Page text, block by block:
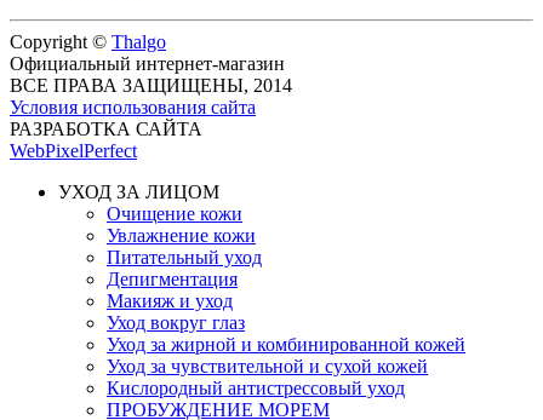
Copyright © Thalgo
Официальный интернет-магазин
ВСЕ ПРАВА ЗАЩИЩЕНЫ, 2014
Условия использования сайта
РАЗРАБОТКА САЙТА
WebPixelPerfect
УХОД ЗА ЛИЦОМ
Очищение кожи
Увлажнение кожи
Питательный уход
Депигментация
Макияж и уход
Уход вокруг глаз
Уход за жирной и комбинированной кожей
Уход за чувствительной и сухой кожей
Кислородный антистрессовый уход
ПРОБУЖДЕНИЕ МОРЕМ